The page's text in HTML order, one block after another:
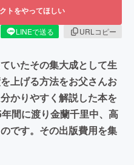
トをやってほしい
LINEで送る
URLコピー
いたその集大成として生
上げる方法をお父さんお
かりやすく解説した本を
間に渡り金蘭千里中、高
です。その出版費用を集